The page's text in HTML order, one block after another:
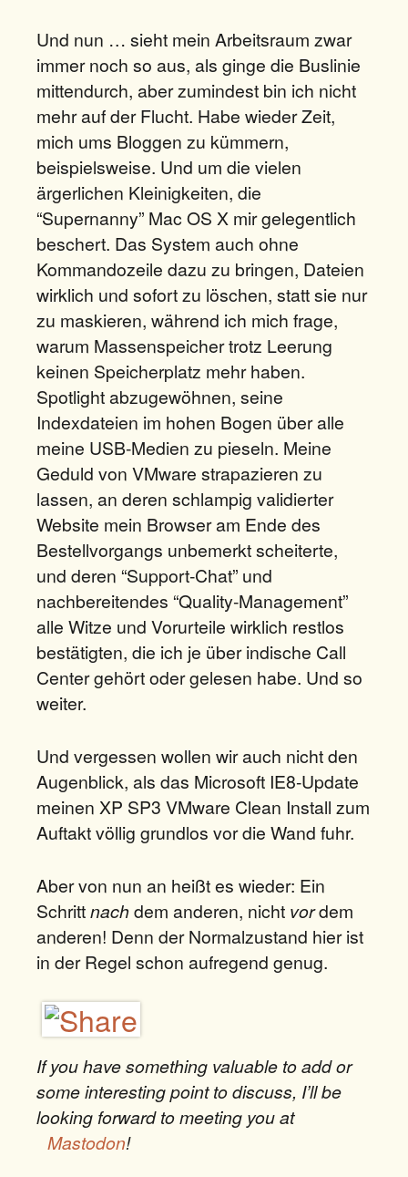
Und nun … sieht mein Arbeitsraum zwar
immer noch so aus, als ginge die Buslinie
mittendurch, aber zumindest bin ich nicht
mehr auf der Flucht. Habe wieder Zeit,
mich ums Bloggen zu kümmern,
beispielsweise. Und um die vielen
ärgerlichen Kleinigkeiten, die
“Supernanny” Mac OS X mir gelegentlich
beschert. Das System auch ohne
Kommandozeile dazu zu bringen, Dateien
wirklich und sofort zu löschen, statt sie nur
zu maskieren, während ich mich frage,
warum Massenspeicher trotz Leerung
keinen Speicherplatz mehr haben.
Spotlight abzugewöhnen, seine
Indexdateien im hohen Bogen über alle
meine USB-Medien zu pieseln. Meine
Geduld von VMware strapazieren zu
lassen, an deren schlampig validierter
Website mein Browser am Ende des
Bestellvorgangs unbemerkt scheiterte,
und deren “Support-Chat” und
nachbereitendes “Quality-Management”
alle Witze und Vorurteile wirklich restlos
bestätigten, die ich je über indische Call
Center gehört oder gelesen habe. Und so
weiter.
Und vergessen wollen wir auch nicht den
Augenblick, als das Microsoft IE8-Update
meinen XP SP3 VMware Clean Install zum
Auftakt völlig grundlos vor die Wand fuhr.
Aber von nun an heißt es wieder: Ein
Schrittnachdem anderen, nicht vordem
anderen! Denn der Normalzustand hier ist
in der Regel schon aufregend genug.
If you have something valuable to add or
some interesting point to discuss, I’ll be
looking forward to meeting you at
Mastodon!